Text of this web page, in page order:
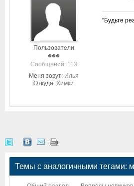
Пользователи
Cообщений: 113
Меня зовут: Илья
Откуда: Химки
"Будьте
Темы с аналогичными тегами: